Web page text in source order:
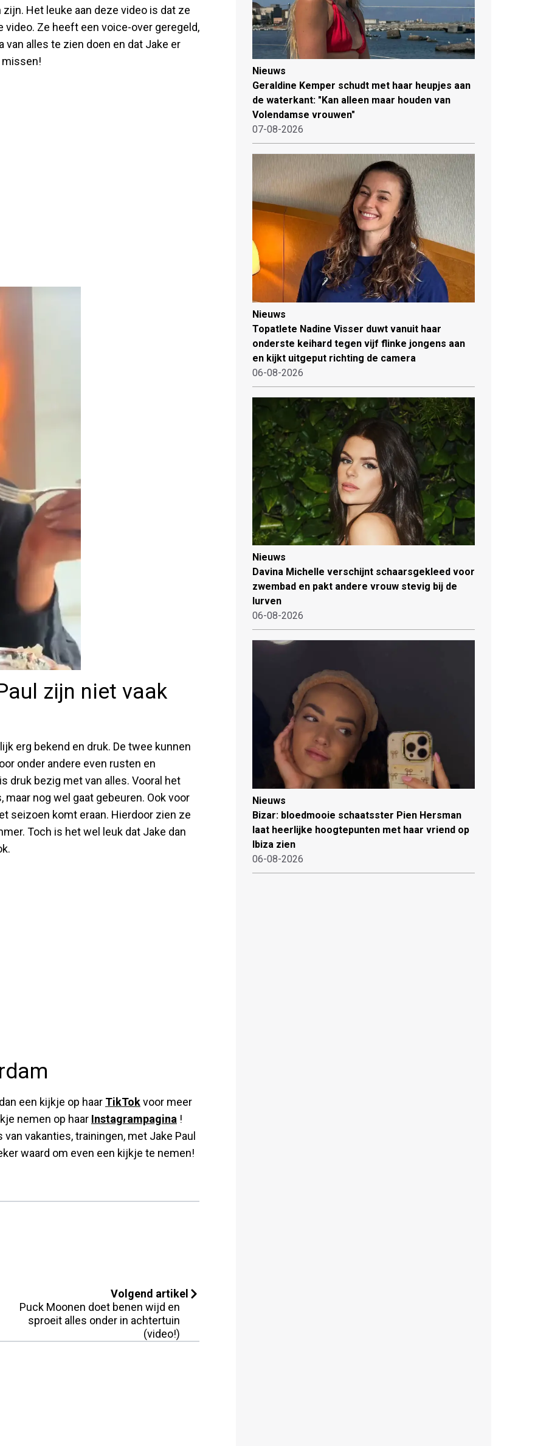
Het leuke aan deze video is dat ze
video. Ze heeft een voice-over geregeld,
alles te zien doen en dat Jake er
missen!
zijn niet vaak
erg bekend en druk. De twee kunnen
onder andere even rusten en
druk bezig met van alles. Vooral het
nog wel gaat gebeuren. Ook voor
seizoen komt eraan. Hierdoor zien ze
Toch is het wel leuk dat Jake dan
een kijkje op haar TikTokvoor meer
nemen op haar Instagrampagina !
vakanties, trainingen, met Jake Paul
waard om even een kijkje te nemen!
Volgend artikel
Puck Moonen doet benen wijd en
sproeit alles onder in achtertuin
(video!)
Nieuws
Geraldine Kemper schudt met haar heupjes aan
de waterkant: "Kan alleen maar houden van
Volendamse vrouwen"
07-08-2026
Nieuws
Topatlete Nadine Visser duwt vanuit haar
onderste keihard tegen vijf flinke jongens aan
en kijkt uitgeput richting de camera
06-08-2026
Nieuws
Davina Michelle verschijnt schaarsgekleed voor
zwembad en pakt andere vrouw stevig bij de
lurven
06-08-2026
Nieuws
Bizar: bloedmooie schaatsster Pien Hersman
laat heerlijke hoogtepunten met haar vriend op
Ibiza zien
06-08-2026